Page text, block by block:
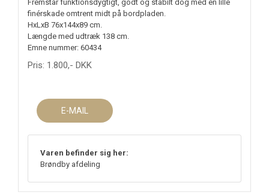
Fremstår funktionsdygtigt, godt og stabilt dog med en lille
finérskade omtrent midt på bordpladen.
HxLxB 76x144x89 cm.
Længde med udtræk 138 cm.
Emne nummer: 60434
Pris: 1.800,- DKK
E-MAIL
Varen befinder sig her:
Brøndby afdeling